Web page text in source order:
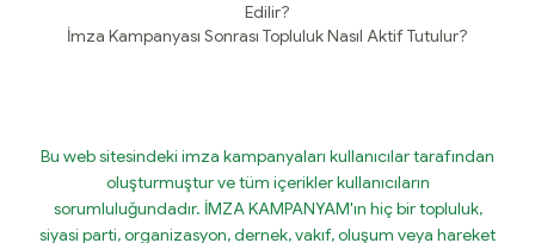
Edilir?
İmza Kampanyası Sonrası Topluluk Nasıl Aktif Tutulur?
Bu web sitesindeki imza kampanyaları kullanıcılar tarafından
oluşturmuştur ve tüm içerikler kullanıcıların
sorumluluğundadır. İMZA KAMPANYAM'ın hiç bir topluluk,
siyasi parti, organizasyon, dernek, vakıf, oluşum veya hareket